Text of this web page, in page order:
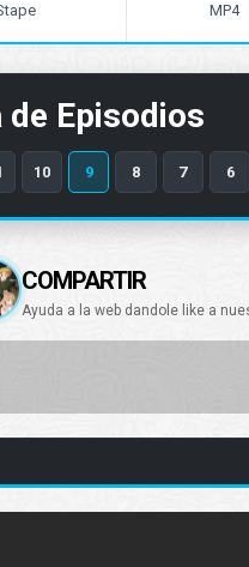
MP4
de Episodios
10 9 8 7 6
COMPARTIR
Ayuda a la web dandole like a